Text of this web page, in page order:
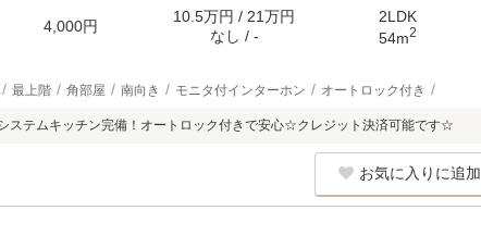
4,000円
10.5万円 / 21万円
なし / -
2LDK
54m2
最上階 角部屋 南向き モニタ付インターホン オートロック付き
ステムキッチン完備！オートロック付きで安心☆クレジット決済可能です☆
お気に入りに追加